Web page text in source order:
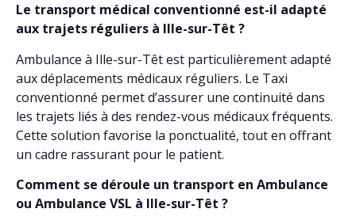
Le transport médical conventionné est-il adapté
aux trajets réguliers à Ille-sur-Têt ?
Ambulance à Ille-sur-Têt est particulièrement adapté
aux déplacements médicaux réguliers. Le Taxi
conventionné permet d’assurer une continuité dans
les trajets liés à des rendez-vous médicaux fréquents.
Cette solution favorise la ponctualité, tout en offrant
un cadre rassurant pour le patient.
Comment se déroule un transport en Ambulance
ou Ambulance VSL à Ille-sur-Têt ?